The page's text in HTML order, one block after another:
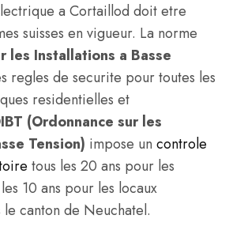
a Cortaillod doit etre
suisses en vigueur. La norme
les Installations a Basse
regles de securite pour toutes les
residentielles et
(Ordonnance sur les
Tension) impose un controle
tous les 20 ans pour les
10 ans pour les locaux
canton de Neuchatel.